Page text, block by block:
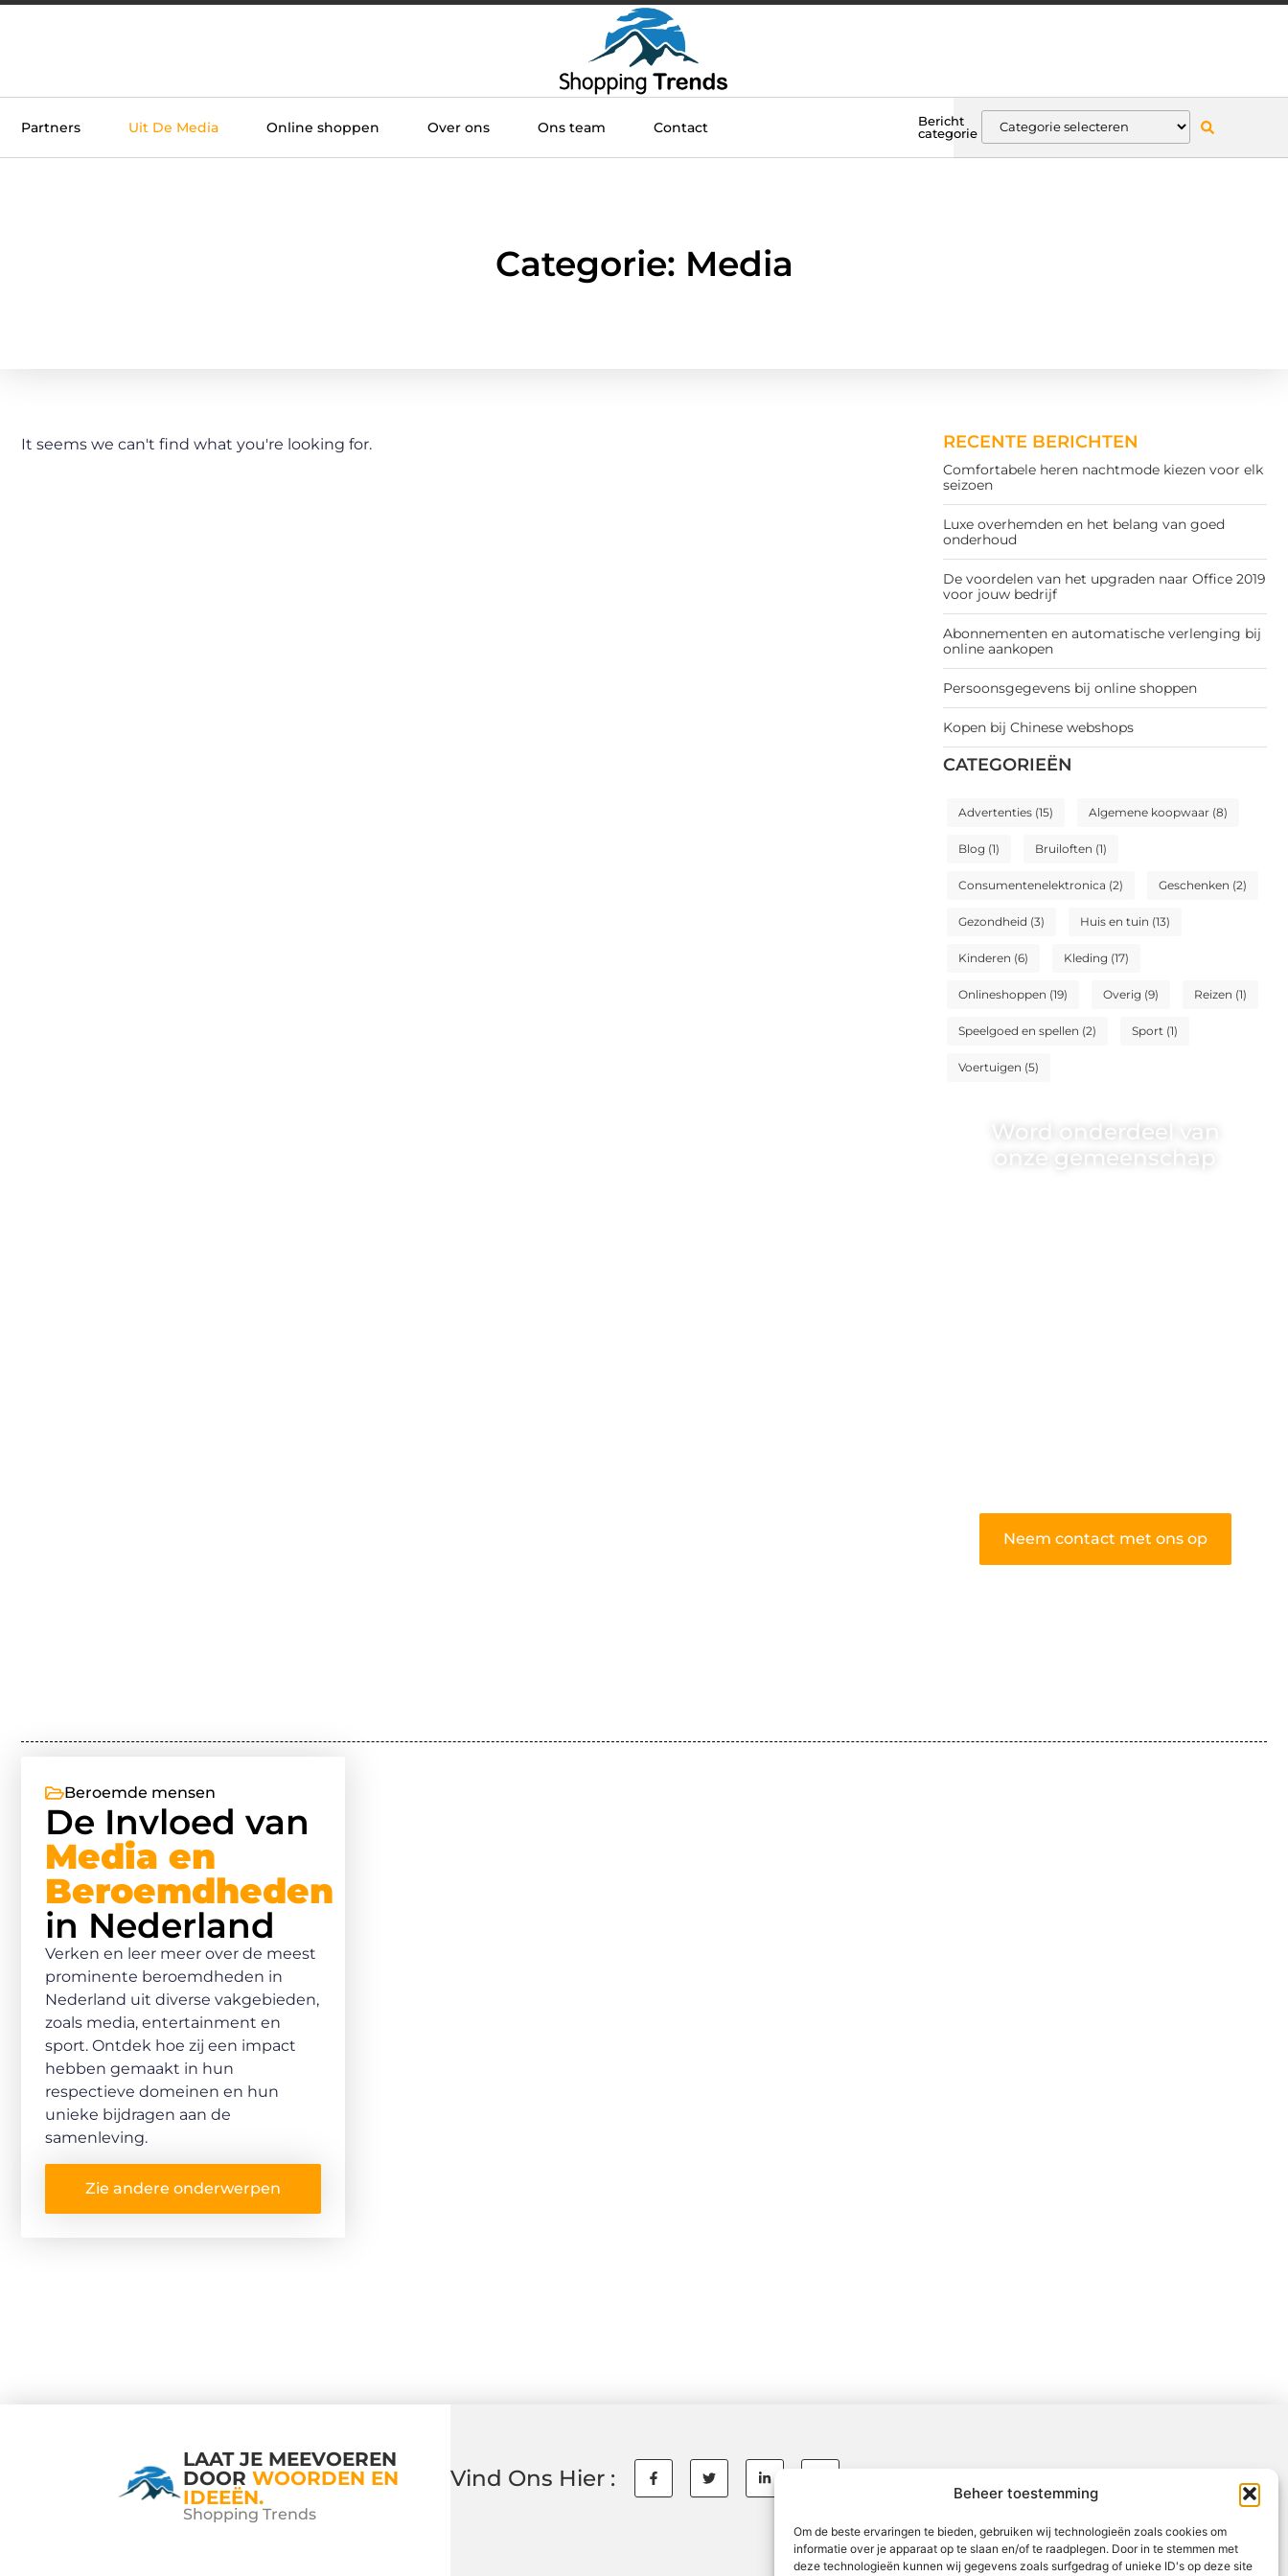
Beheer toestemming
Om de beste ervaringen te bieden, gebruiken wij technologieën zoals cookies om
informatie over je apparaat op te slaan en/of te raadplegen. Door in te stemmen met
deze technologieën kunnen wij gegevens zoals surfgedrag of unieke ID's op deze site
Partners Uit De Media Online shoppen Over ons Ons team Contact
Bericht
categorie
Categorie: Media
RECENTE BERICHTEN
Comfortabele heren nachtmode kiezen voor elk
seizoen
Luxe overhemden en het belang van goed
onderhoud
De voordelen van het upgraden naar Office 2019
voor jouw bedrijf
Abonnementen en automatische verlenging bij
online aankopen
Persoonsgegevens bij online shoppen
Kopen bij Chinese webshops
CATEGORIEËN
Advertenties (15) Algemene koopwaar (8)
Blog (1) Bruiloften (1)
Consumentenelektronica (2) Geschenken (2)
Gezondheid (3) Huis en tuin (13)
Kinderen (6) Kleding (17)
Onlineshoppen (19) Overig (9) Reizen (1)
Speelgoed en spellen (2) Sport (1)
Voertuigen (5)
Word onderdeel van
onze gemeenschap
Neem contact met ons op
It seems we can't find what you're looking for.
Beroemde mensen
De Invloed van
Media en
Beroemdheden
in Nederland
Verken en leer meer over de meest
prominente beroemdheden in
Nederland uit diverse vakgebieden,
zoals media, entertainment en
sport. Ontdek hoe zij een impact
hebben gemaakt in hun
respectieve domeinen en hun
unieke bijdragen aan de
samenleving.
Zie andere onderwerpen
LAAT JE MEEVOEREN
DOOR WOORDEN EN
IDEEËN.
Shopping Trends
Vind Ons Hier :